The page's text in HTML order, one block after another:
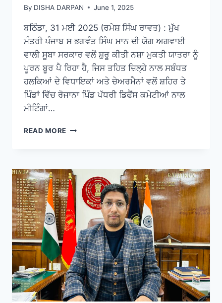
By DISHA DARPAN June 1, 2025
ਬਠਿੰਡਾ, 31 ਮਈ 2025 (ਰਮੇਸ਼ ਸਿੰਘ ਰਾਵਤ) : ਮੁੱਖ
ਮੰਤਰੀ ਪੰਜਾਬ ਸ ਭਗਵੰਤ ਸਿੰਘ ਮਾਨ ਦੀ ਯੋਗ ਅਗਵਾਈ
ਵਾਲੀ ਸੂਬਾ ਸਰਕਾਰ ਵਲੋਂ ਸ਼ੁਰੂ ਕੀਤੀ ਨਸ਼ਾ ਮੁਕਤੀ ਯਾਤਰਾ ਨੂੰ
ਪੂਰਨ ਬੂਰ ਪੈ ਰਿਹਾ ਹੈ, ਜਿਸ ਤਹਿਤ ਜ਼ਿਲ੍ਹੇ ਨਾਲ ਸਬੰਧਤ
ਹਲਕਿਆਂ ਦੇ ਵਿਧਾਇਕਾਂ ਅਤੇ ਚੇਅਰਮੈਨਾਂ ਵਲੋਂ ਸ਼ਹਿਰ ਤੇ
ਪਿੰਡਾਂ ਵਿੱਚ ਰੋਜਾਨਾ ਪਿੰਡ ਪੱਧਰੀ ਡਿਫੈਂਸ ਕਮੇਟੀਆਂ ਨਾਲ
ਮੀਟਿੰਗਾਂ…
READ MORE